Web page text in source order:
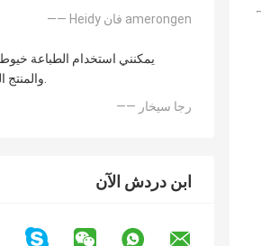
—— Heidy فان amerongen
يمكنني استخدام الطباعة
والمنتج الطباعة جيدة.
—— رجا سيخار
ابن دردش الآن